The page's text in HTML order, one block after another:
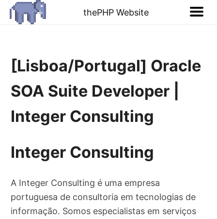
thePHP Website
[Lisboa/Portugal] Oracle
SOA Suite Developer |
Integer Consulting
Integer Consulting
A Integer Consulting é uma empresa
portuguesa de consultoria em tecnologias de
informação. Somos especialistas em serviços